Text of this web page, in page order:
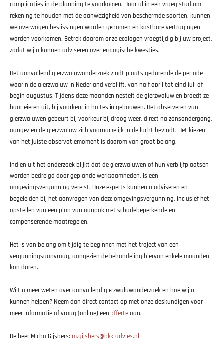
complicaties in de planning te voorkomen. Door al in een vroeg stadium
rekening te houden met de aanwezigheid van beschermde soorten, kunnen
weloverwogen beslissingen worden genomen en kostbare vertragingen
worden voorkomen. Betrek daarom onze ecologen vroegtijdig bij uw project,
zodat wij u kunnen adviseren over ecologische kwesties.
Het aanvullend gierzwaluwonderzoek vindt plaats gedurende de periode
waarin de gierzwaluw in Nederland verblijft, van half april tot eind juli of
begin augustus. Tijdens deze maanden nestelt de gierzwaluw en broedt ze
haar eieren uit, bij voorkeur in holtes in gebouwen. Het observeren van
gierzwaluwen gebeurt bij voorkeur bij droog weer, direct na zonsondergang,
aangezien de gierzwaluw zich voornamelijk in de lucht bevindt. Het kiezen
van het juiste observatiemoment is daarom van groot belang.
Indien uit het onderzoek blijkt dat de gierzwaluwen of hun verblijfplaatsen
worden bedreigd door geplande werkzaamheden, is een
omgevingsvergunning vereist. Onze experts kunnen u adviseren en
begeleiden bij het aanvragen van deze omgevingsvergunning, inclusief het
opstellen van een plan van aanpak met schadebeperkende en
compenserende maatregelen.
Het is van belang om tijdig te beginnen met het traject van een
vergunningsaanvraag, aangezien de behandeling hiervan enkele maanden
kan duren.
Wilt u meer weten over aanvullend gierzwaluwonderzoek en hoe wij u
kunnen helpen? Neem dan direct contact op met onze deskundigen voor
meer informatie of vraag (online) een offerteaan.
De heer Micha Gijsbers: m.gijsbers@bkk-advies.nl